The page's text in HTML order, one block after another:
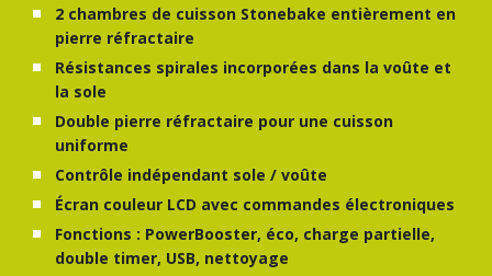
2 chambres de cuisson Stonebake entièrement en
pierre réfractaire
Résistances spirales incorporées dans la voûte et
la sole
Double pierre réfractaire pour une cuisson
uniforme
Contrôle indépendant sole / voûte
Écran couleur LCD avec commandes électroniques
Fonctions : PowerBooster, éco, charge partielle,
double timer, USB, nettoyage